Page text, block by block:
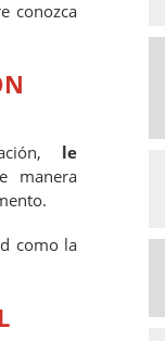
conozca
le
manera
como la